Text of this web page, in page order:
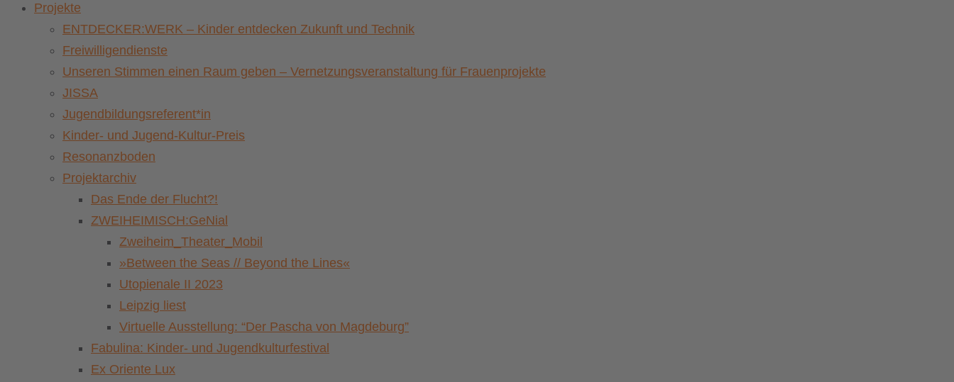
Projekte
ENTDECKER:WERK – Kinder entdecken Zukunft und Technik
Freiwilligendienste
Unseren Stimmen einen Raum geben – Vernetzungsveranstaltung für Frauenprojekte
JISSA
Jugendbildungsreferent*in
Kinder- und Jugend-Kultur-Preis
Resonanzboden
Projektarchiv
Das Ende der Flucht?!
ZWEIHEIMISCH:GeNial
Zweiheim_Theater_Mobil
»Between the Seas // Beyond the Lines«
Utopienale II 2023
Leipzig liest
Virtuelle Ausstellung: “Der Pascha von Magdeburg”
Fabulina: Kinder- und Jugendkulturfestival
Ex Oriente Lux